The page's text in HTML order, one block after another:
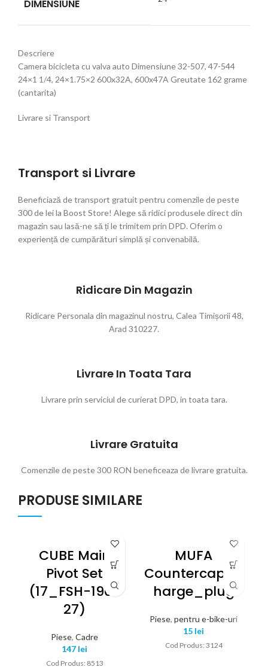
DIMENSIUNE
Descriere
Camera bicicleta cu valva auto Dimensiune 32-507, 47-544
24×1 1/4, 24×1.75×2 600x32A, 600x47A Greutate 162 grame
(cantarita)
Livrare si Transport
Transport si Livrare
Beneficiază de transport gratuit pentru comenzile de peste
300 de lei la Boost Store! Alege să ridici produsele direct din
magazin sau lasă-ne să ți le trimitem prin DPD. Oferim o
experiență de cumpărături simplă și convenabilă.
Ridicare Din Magazin
Ridicare Personala din magazinul nostru, Calea Timișorii 48,
Arad 310227.
Livrare In Toata Tara
Livrare prin serviciul de curierat DPD, in toata tara.
Livrare Gratuita
Comenzile de peste 300 RON beneficeaza de livrare gratuita.
PRODUSE SIMILARE
CUBE Main
Pivot Set
(17_FSH-190-
27)
Piese, Cadre
147 lei
Cod Produs: 8513
MUFA
Countercap_c
Harge_plug
Piese, pentru e-bike-uri
15 lei
Cod Produs: 3124